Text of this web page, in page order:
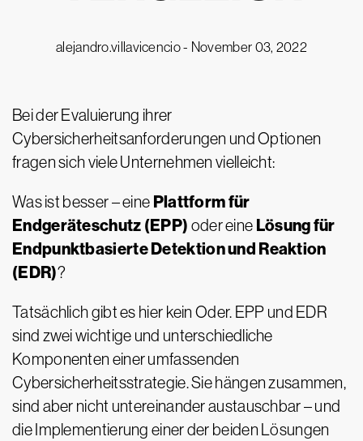
alejandro.villavicencio - November 03, 2022
Bei der Evaluierung ihrer
Cybersicherheitsanforderungen und Optionen
fragen sich viele Unternehmen vielleicht:
Was ist besser – eine Plattform für
Endgeräteschutz (EPP) oder eine Lösung für
Endpunktbasierte Detektion und Reaktion
(EDR)?
Tatsächlich gibt es hier kein Oder. EPP und EDR
sind zwei wichtige und unterschiedliche
Komponenten einer umfassenden
Cybersicherheitsstrategie. Sie hängen zusammen,
sind aber nicht untereinander austauschbar – und
die Implementierung einer der beiden Lösungen